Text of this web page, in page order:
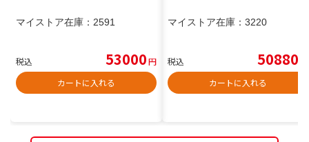
マイストア在庫： 2591
税込 53000円
カートに入れる
マイストア在庫： 3220
税込 50880
カートに入れる